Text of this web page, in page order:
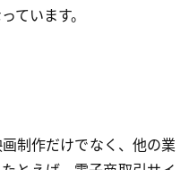
ています。
制作だけでなく、他の業